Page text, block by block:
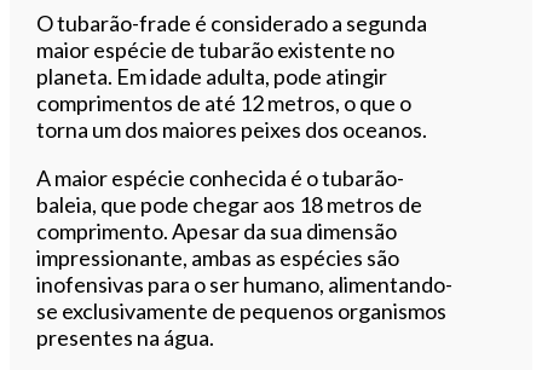
O tubarão-frade é considerado a segunda
maior espécie de tubarão existente no
planeta. Em idade adulta, pode atingir
comprimentos de até 12 metros, o que o
torna um dos maiores peixes dos oceanos.
A maior espécie conhecida é o tubarão-
baleia, que pode chegar aos 18 metros de
comprimento. Apesar da sua dimensão
impressionante, ambas as espécies são
inofensivas para o ser humano, alimentando-
se exclusivamente de pequenos organismos
presentes na água.